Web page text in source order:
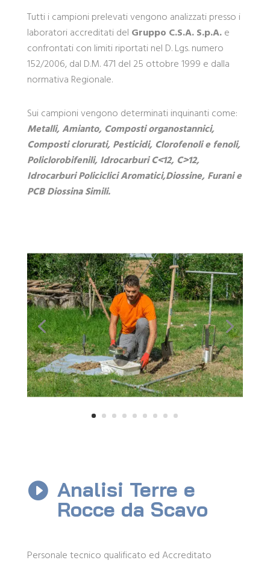
Tutti i campioni prelevati vengono analizzati presso i
laboratori accreditati del Gruppo C.S.A. S.p.A.e
confrontati con limiti riportati nel D. Lgs. numero
152/2006, dal D.M. 471 del 25 ottobre 1999 e dalla
normativa Regionale.
Sui campioni vengono determinati inquinanti come:
Metalli, Amianto, Composti organostannici,
Composti clorurati, Pesticidi, Clorofenoli e fenoli,
Policlorobifenili, Idrocarburi C<12, C>12,
Idrocarburi Policiclici Aromatici,Diossine, Furani e
PCB Diossina Simili.
 Analisi Terre e
Rocce da Scavo
Personale tecnico qualificato ed Accreditato